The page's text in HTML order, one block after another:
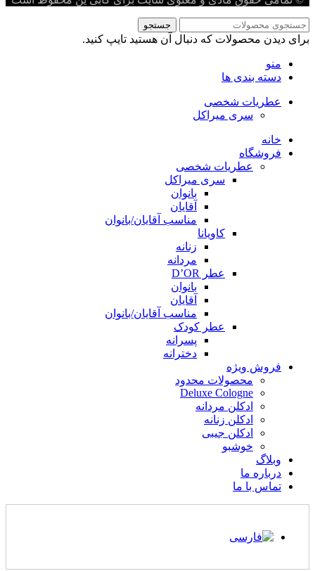
جستجو
برای دیدن محصولات که دنبال آن هستید تایپ کنید.
منو
دسته بندی ها
عطریات شخصی
سری میراکل
خانه
فروشگاه
عطریات شخصی
سری میراکل
بانوان
آقایان
مناسب آقایان/بانوان
کاویانا
زنانه
مردانه
عطر D’OR
بانوان
آقایان
مناسب آقایان/بانوان
عطر کودک
پسرانه
دخترانه
فروش ویژه
محصولات محدود
Deluxe Cologne
ادکلن مردانه
ادکلن زنانه
ادکلن جیبی
خوشبو
وبلاگ
درباره ما
تماس با ما